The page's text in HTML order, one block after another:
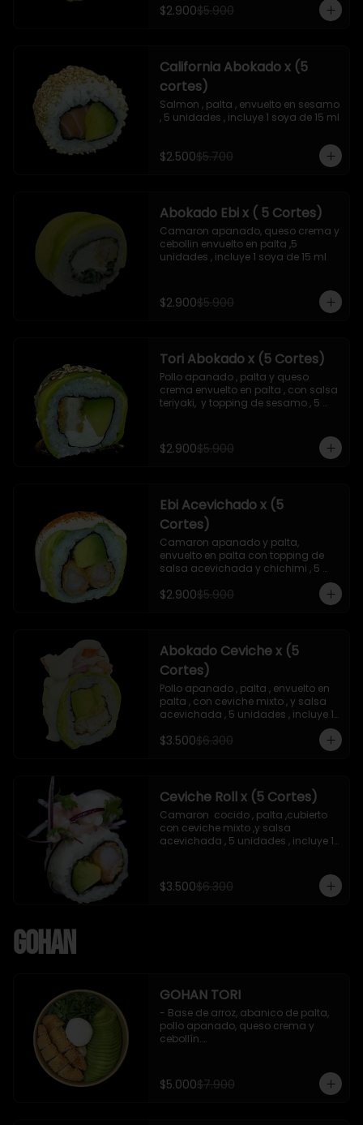
$2.900$5.900
California Abokado x (5
cortes)
Salmon , palta , envuelto en sesamo
, 5 unidades , incluye 1 soya de 15 ml
$2.500$5.700
Abokado Ebi x ( 5 Cortes)
Camaron apanado, queso crema y
cebollin envuelto en palta ,5
unidades , incluye 1 soya de 15 ml
$2.900$5.900
Tori Abokado x (5 Cortes)
Pollo apanado , palta y queso
crema envuelto en palta , con salsa
teriyaki,  y topping de sesamo , 5
$2.900$5.900
Ebi Acevichado x (5
Cortes)
Camaron apanado y palta,
envuelto en palta con topping de
salsa acevichada y chichimi , 5
unidades , incluye 1 soya de 15 ml
$2.900$5.900
Abokado Ceviche x (5
Cortes)
Pollo apanado , palta , envuelto en
palta , con ceviche mixto , y salsa
acevichada , 5 unidades , incluye 1
$3.500$6.300
Ceviche Roll x (5 Cortes)
Camaron  cocido , palta ,cubierto
con ceviche mixto ,y salsa
acevichada , 5 unidades , incluye 1
$3.500$6.300
Gohan
GOHAN TORI
- Base de arroz, abanico de palta,
pollo apanado, queso crema y
cebollín.
$5.000$7.900